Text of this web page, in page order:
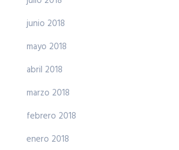
junio 2018
mayo 2018
abril 2018
marzo 2018
febrero 2018
enero 2018